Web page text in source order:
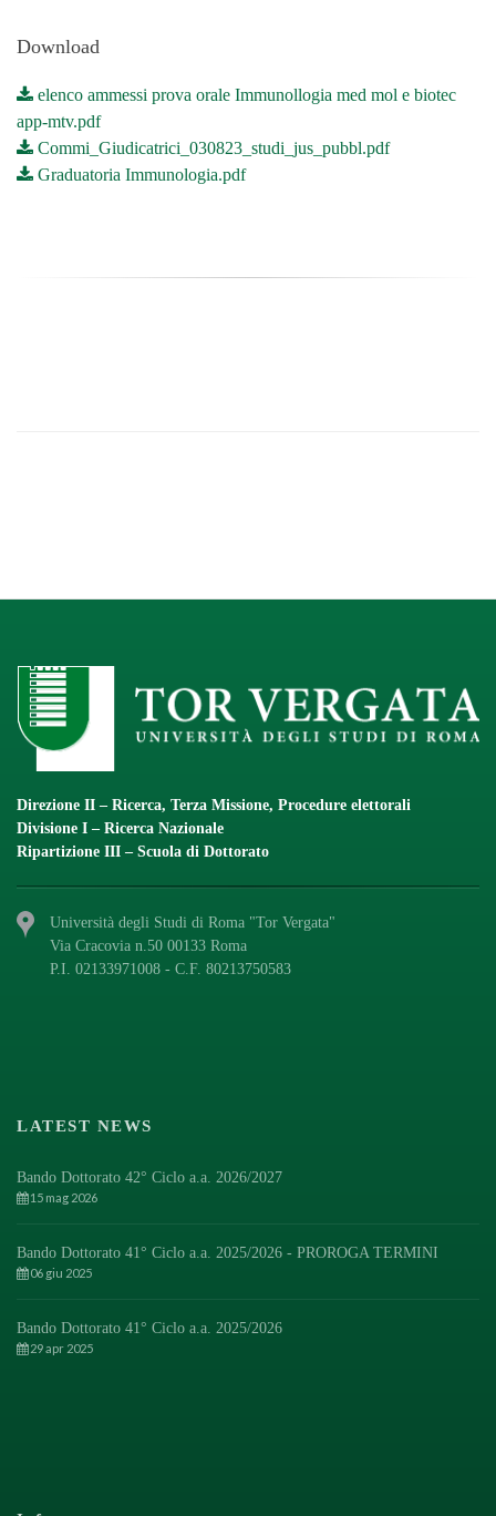
Download
elenco ammessi prova orale Immunollogia med mol e biotec
app-mtv.pdf
Commi_Giudicatrici_030823_studi_jus_pubbl.pdf
Graduatoria Immunologia.pdf
Direzione II – Ricerca, Terza Missione, Procedure elettorali
Divisione I – Ricerca Nazionale
Ripartizione III – Scuola di Dottorato
Università degli Studi di Roma "Tor Vergata"
Via Cracovia n.50 00133 Roma
P.I. 02133971008 - C.F. 80213750583
LATEST NEWS
Bando Dottorato 42° Ciclo a.a. 2026/2027
15 mag 2026
Bando Dottorato 41° Ciclo a.a. 2025/2026 - PROROGA TERMINI
06 giu 2025
Bando Dottorato 41° Ciclo a.a. 2025/2026
29 apr 2025